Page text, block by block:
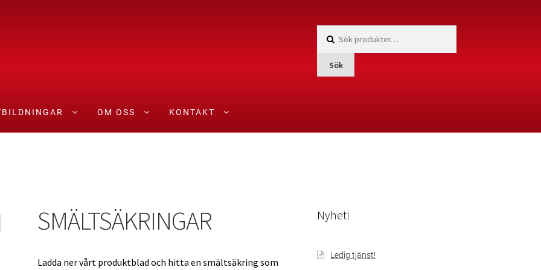
efter:
Sök
OM OSS KONTAKT
SMÄLTSÄKRINGAR
Ladda ner vårt produktblad och hitta en smältsäkring som
Nyhet!
Ledig tjänst!